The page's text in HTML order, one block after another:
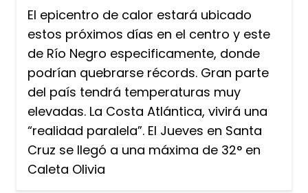
El epicentro de calor estará ubicado
estos próximos días en el centro y este
de Río Negro especificamente, donde
podrían quebrarse récords. Gran parte
del país tendrá temperaturas muy
elevadas. La Costa Atlántica, vivirá una
“realidad paralela”. El Jueves en Santa
Cruz se llegó a una máxima de 32° en
Caleta Olivia